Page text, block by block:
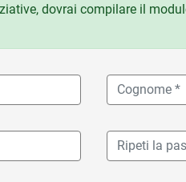
dovrai compilare il